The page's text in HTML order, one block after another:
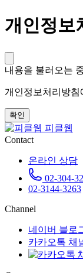
개인정보
내용을 불러오는
개인정보처리방침
확인
피클웹
Contact
온라인 상담
02-304-
02-3144-3263
Channel
네이버 블로
카카오톡 채